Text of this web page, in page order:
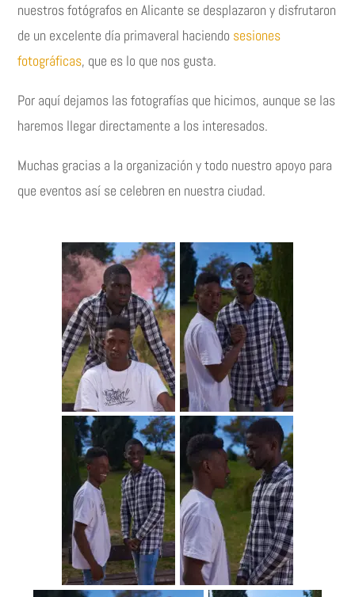
nuestros fotógrafos en Alicante se desplazaron y disfrutaron
de un excelente día primaveral haciendo sesiones
fotográficas, que es lo que nos gusta.
Por aquí dejamos las fotografías que hicimos, aunque se las
haremos llegar directamente a los interesados.
Muchas gracias a la organización y todo nuestro apoyo para
que eventos así se celebren en nuestra ciudad.